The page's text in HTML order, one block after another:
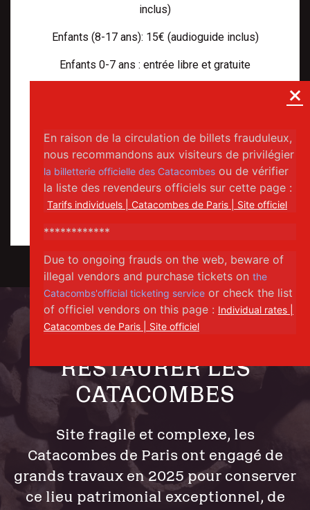
inclus)
Enfants (8-17 ans): 15€ (audioguide inclus)
Enfants 0-7 ans : entrée libre et gratuite
Billetterie
Réservation fortement recommandée (sauf
gratuits)www.billetterie-parismusees.paris.fr
RESTAURER LES
CATACOMBES
Site fragile et complexe, les
Catacombes de Paris ont engagé de
grands travaux en 2025 pour conserver
ce lieu patrimonial exceptionnel, de